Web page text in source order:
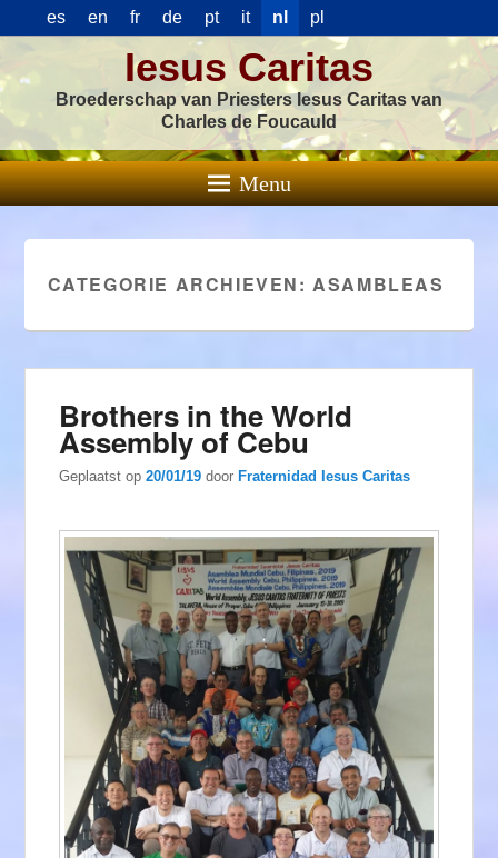
es en fr de pt it nl pl
Iesus Caritas
Broederschap van Priesters Iesus Caritas van
Charles de Foucauld
Menu
CATEGORIE ARCHIEVEN:ASAMBLEAS
Brothers in the World
Assembly of Cebu
Geplaatst op20/01/19 door Fraternidad Iesus Caritas